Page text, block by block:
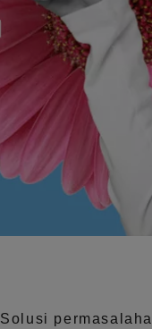
Solusi